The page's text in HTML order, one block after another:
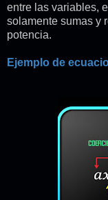
entre las variables,
solamente sumas y
potencia.
Ejemplo de